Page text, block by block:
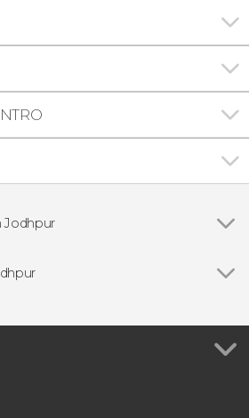
Jodhpur
día
con una familia india
por Jodhpur